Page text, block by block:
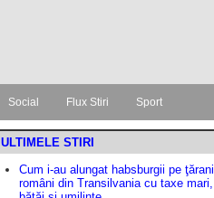
Social Flux Stiri Sport
ULTIMELE STIRI
Cum i-au alungat habsburgii pe
români din Transilvania cu taxe mari,